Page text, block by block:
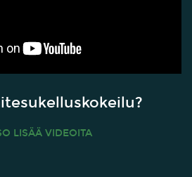
LISÄÄ VIDEOITA